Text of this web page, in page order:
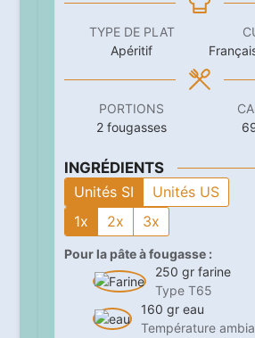
TYPE DE PLAT
Apéritif
PORTIONS
2 fougasses
INGRÉDIENTS
Unités SI
Unités US
1x
2x 3x
Pour la pâte à fougasse :
250 gr farine
Type T65
160 gr eau
Température